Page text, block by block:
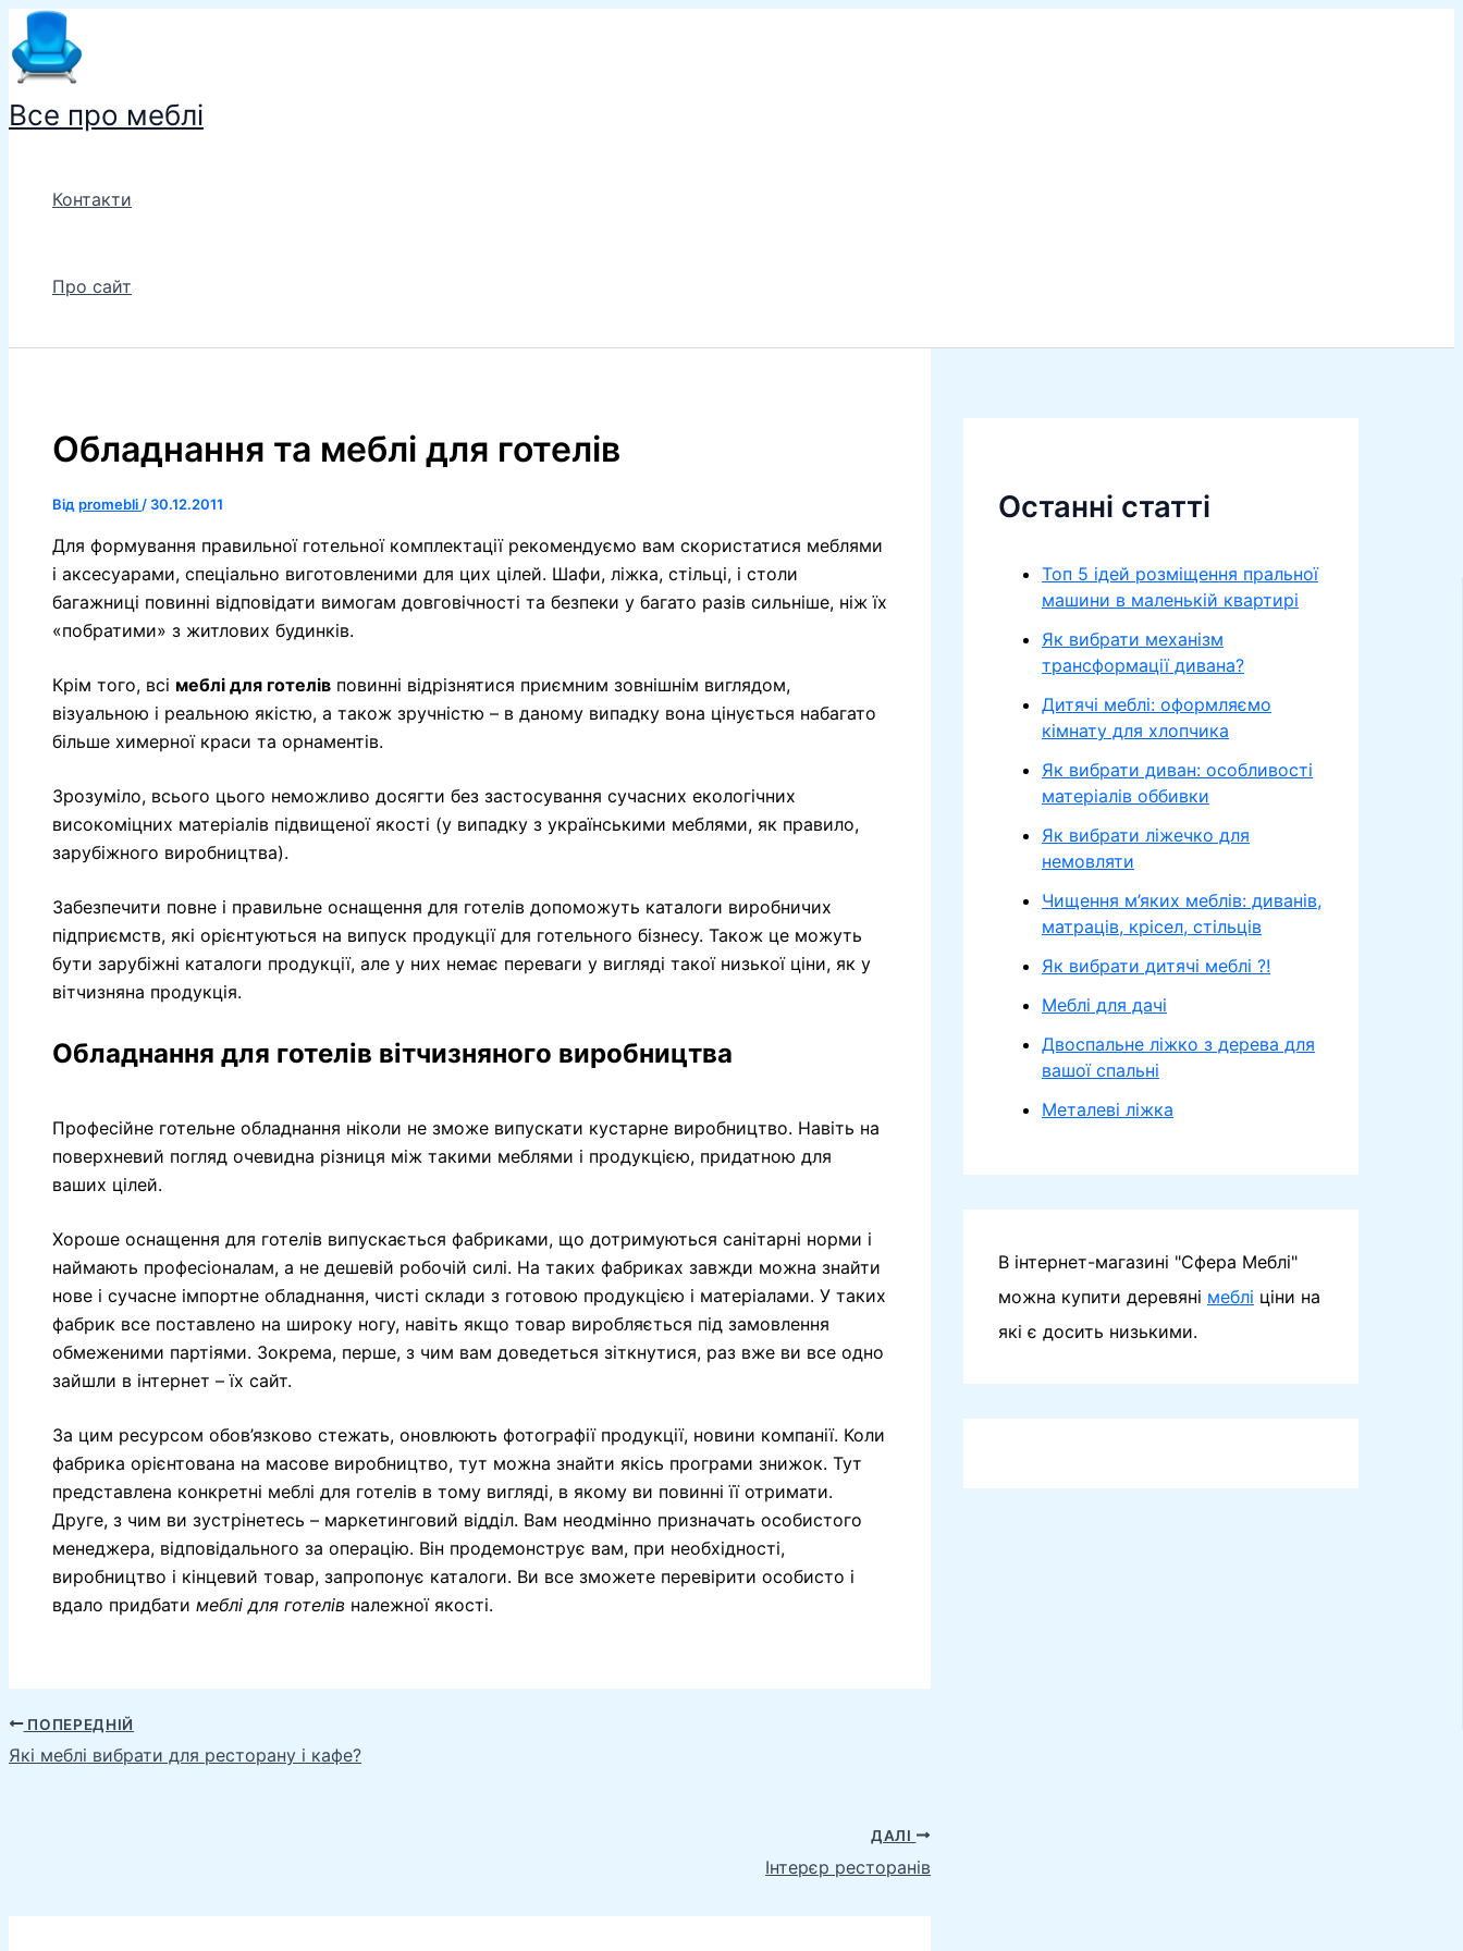
Перейти
до
вмісту
Все про меблі
Контакти
Про сайт
Обладнання та меблі для готелів
Від promebli / 30.12.2011
Для формування правильної готельної комплектації рекомендуємо вам скористатися меблями
і аксесуарами, спеціально виготовленими для цих цілей. Шафи, ліжка, стільці, і столи
багажниці повинні відповідати вимогам довговічності та безпеки у багато разів сильніше, ніж їх
«побратими» з житлових будинків.
Крім того, всі меблі для готелів повинні відрізнятися приємним зовнішнім виглядом,
візуальною і реальною якістю, а також зручністю – в даному випадку вона цінується набагато
більше химерної краси та орнаментів.
Зрозуміло, всього цього неможливо досягти без застосування сучасних екологічних
високоміцних матеріалів підвищеної якості (у випадку з українськими меблями, як правило,
зарубіжного виробництва).
Забезпечити повне і правильне оснащення для готелів допоможуть каталоги виробничих
підприємств, які орієнтуються на випуск продукції для готельного бізнесу. Також це можуть
бути зарубіжні каталоги продукції, але у них немає переваги у вигляді такої низької ціни, як у
вітчизняна продукція.
Обладнання для готелів вітчизняного виробництва
Професійне готельне обладнання ніколи не зможе випускати кустарне виробництво. Навіть на
поверхневий погляд очевидна різниця між такими меблями і продукцією, придатною для
ваших цілей.
Хороше оснащення для готелів випускається фабриками, що дотримуються санітарні норми і
наймають професіоналам, а не дешевій робочій силі. На таких фабриках завжди можна знайти
нове і сучасне імпортне обладнання, чисті склади з готовою продукцією і матеріалами. У таких
фабрик все поставлено на широку ногу, навіть якщо товар виробляється під замовлення
обмеженими партіями. Зокрема, перше, з чим вам доведеться зіткнутися, раз вже ви все одно
зайшли в інтернет – їх сайт.
За цим ресурсом обов’язково стежать, оновлюють фотографії продукції, новини компанії. Коли
фабрика орієнтована на масове виробництво, тут можна знайти якісь програми знижок. Тут
представлена конкретні меблі для готелів в тому вигляді, в якому ви повинні її отримати.
Друге, з чим ви зустрінетесь – маркетинговий відділ. Вам неодмінно призначать особистого
менеджера, відповідального за операцію. Він продемонструє вам, при необхідності,
виробництво і кінцевий товар, запропонує каталоги. Ви все зможете перевірити особисто і
вдало придбати меблі для готелів належної якості.
ПОПЕРЕДНІЙ
Які меблі вибрати для ресторану і кафе?
ДАЛІ
Інтерєр ресторанів
Останні статті
Топ 5 ідей розміщення пральної
машини в маленькій квартирі
Як вибрати механізм
трансформації дивана?
Дитячі меблі: оформляємо
кімнату для хлопчика
Як вибрати диван: особливості
матеріалів оббивки
Як вибрати ліжечко для
немовляти
Чищення м’яких меблів: диванів,
матраців, крісел, стільців
Як вибрати дитячі меблі ?!
Меблі для дачі
Двоспальне ліжко з дерева для
вашої спальні
Металеві ліжка
В інтернет-магазині "Сфера Меблі"
можна купити деревяні меблі ціни на
які є досить низькими.